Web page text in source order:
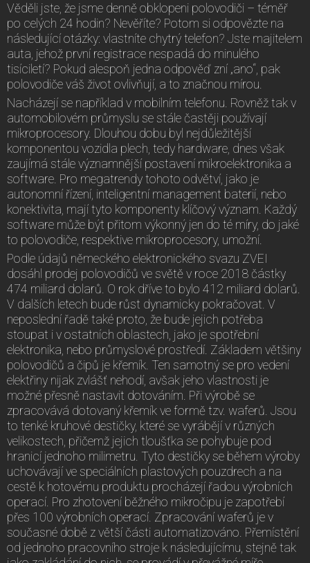
Věděli jste, že jsme denně obklopeni polovodiči – téměř
po celých 24 hodin? Nevěříte? Potom si odpovězte na
následující otázky: vlastníte chytrý telefon? Jste majitelem
auta, jehož první registrace nespadá do minulého
tisíciletí? Pokud alespoň jedna odpověď zní „ano“, pak
polovodiče váš život ovlivňují, a to značnou mírou.
Nacházejí se například v mobilním telefonu. Rovněž tak v
automobilovém průmyslu se stále častěji používají
mikroprocesory. Dlouhou dobu byl nejdůležitější
komponentou vozidla plech, tedy hardware, dnes však
zaujímá stále významnější postavení mikroelektronika a
software. Pro megatrendy tohoto odvětví, jako je
autonomní řízení, inteligentní management baterií, nebo
konektivita, mají tyto komponenty klíčový význam. Každý
software může být přitom výkonný jen do té míry, do jaké
to polovodiče, respektive mikroprocesory, umožní.
Podle údajů německého elektronického svazu ZVEI
dosáhl prodej polovodičů ve světě v roce 2018 částky
474 miliard dolarů. O rok dříve to bylo 412 miliard dolarů.
V dalších letech bude růst dynamicky pokračovat. V
neposlední řadě také proto, že bude jejich potřeba
stoupat i v ostatních oblastech, jako je spotřební
elektronika, nebo průmyslové prostředí. Základem většiny
polovodičů a čipů je křemík. Ten samotný se pro vedení
elektřiny nijak zvlášť nehodí, avšak jeho vlastnosti je
možné přesně nastavit dotováním. Při výrobě se
zpracovává dotovaný křemík ve formě tzv. waferů. Jsou
to tenké kruhové destičky, které se vyrábějí v různých
velikostech, přičemž jejich tloušťka se pohybuje pod
hranicí jednoho milimetru. Tyto destičky se během výroby
uchovávají ve speciálních plastových pouzdrech a na
cestě k hotovému produktu procházejí řadou výrobních
operací. Pro zhotovení běžného mikročipu je zapotřebí
přes 100 výrobních operací. Zpracování waferů je v
současné době z větší části automatizováno. Přemístění
od jednoho pracovního stroje k následujícímu, stejně tak